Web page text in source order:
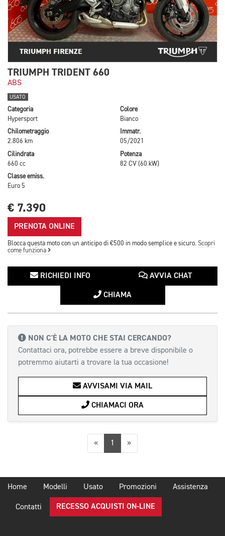
TRIUMPH TRIDENT 660
ABS
USATO
Categoria
Hypersport
Colore
Bianco
Chilometraggio
2.806 km
Immatr.
05/2021
Cilindrata
660 cc
Potenza
82 CV (60 kW)
Classe emiss.
Euro 5
€ 7.390
PRENOTA ONLINE
Blocca questa moto con un anticipo di €500 in modo semplice e sicuro. Scopri
come funziona
RICHIEDI INFO AVVIA CHAT
CHIAMA
NON C'È LA MOTO CHE STAI CERCANDO?
Contattaci ora, potrebbe essere a breve disponibile o
potremmo aiutarti a trovare la tua occasione!
AVVISAMI VIA MAIL
CHIAMACI ORA
«Precedente
1 »Successiva
Home Modelli Usato Promozioni Assistenza
Contatti RECESSO ACQUISTI ON-LINE